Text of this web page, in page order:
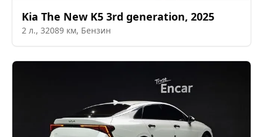
Kia The New K5 3rd generation, 2025
2 л., 32089 км, Бензин